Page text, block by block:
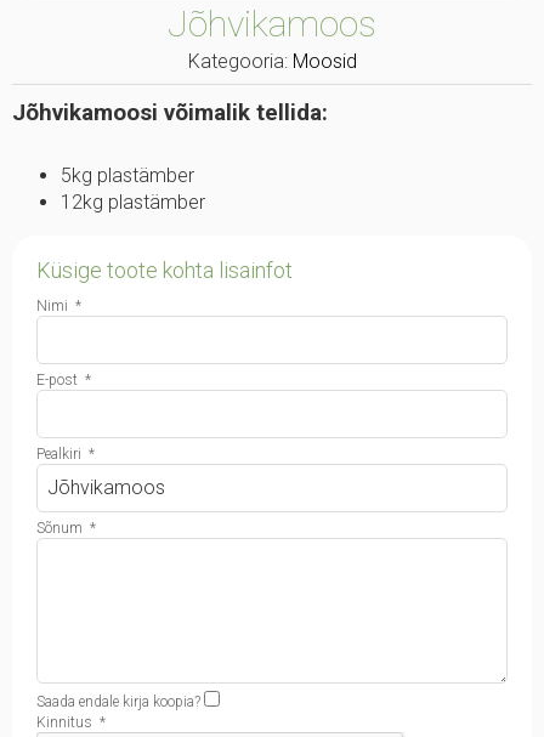
Jõhvikamoos
Kategooria: Moosid
Jõhvikamoosi võimalik tellida:
5kg plastämber
12kg plastämber
Küsige toote kohta lisainfot
Nimi *
E-post *
Pealkiri *
Sõnum *
Saada endale kirja koopia?
Kinnitus *